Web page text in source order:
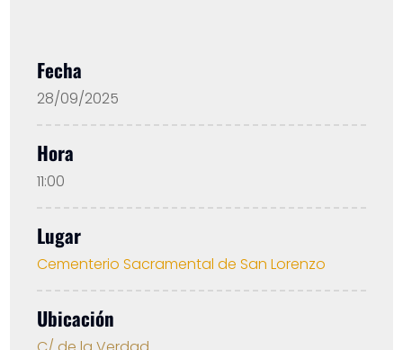
Fecha
28/09/2025
Hora
11:00
Lugar
Cementerio Sacramental de San Lorenzo
Ubicación